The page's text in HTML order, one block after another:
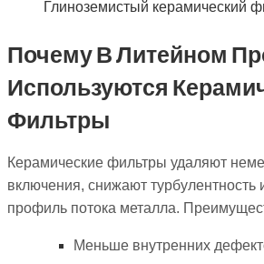
Глиноземистый керамический
Почему В Литейном
Используются
Фильтры
Керамические фильтры удаляют
включения, снижают турбулентность
профиль потока металла.
Меньше внутренних